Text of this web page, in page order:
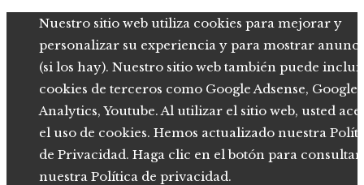
Nuestro sitio web utiliza cookies para mejorar y
personalizar su experiencia y para mostrar
(si los hay). Nuestro sitio web también puede
cookies de terceros como Google Adsense, Google
Analytics, Youtube. Al utilizar el sitio web, usted
el uso de cookies. Hemos actualizado nuestra
de Privacidad. Haga clic en el botón para consultar
nuestra Política de privacidad.